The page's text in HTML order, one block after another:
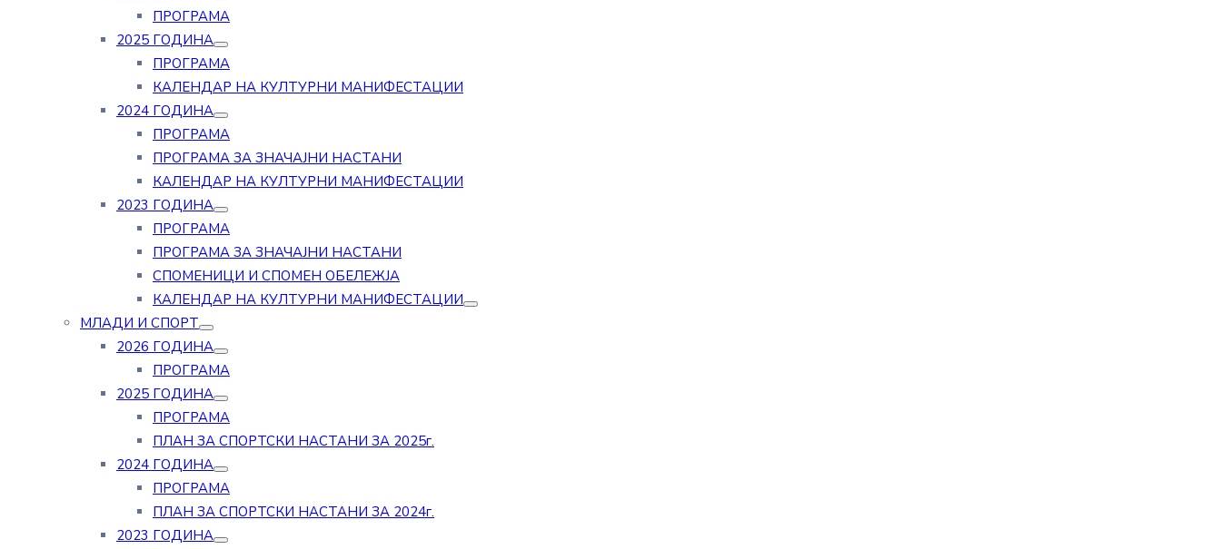
ПРОГРАМА
2025 ГОДИНА
ПРОГРАМА
КАЛЕНДАР НА КУЛТУРНИ МАНИФЕСТАЦИИ
2024 ГОДИНА
ПРОГРАМА
ПРОГРАМА ЗА ЗНАЧАЈНИ НАСТАНИ
КАЛЕНДАР НА КУЛТУРНИ МАНИФЕСТАЦИИ
2023 ГОДИНА
ПРОГРАМА
ПРОГРАМА ЗА ЗНАЧАЈНИ НАСТАНИ
СПОМЕНИЦИ И СПОМЕН ОБЕЛЕЖЈА
КАЛЕНДАР НА КУЛТУРНИ МАНИФЕСТАЦИИ
МЛАДИ И СПОРТ
2026 ГОДИНА
ПРОГРАМА
2025 ГОДИНА
ПРОГРАМА
ПЛАН ЗА СПОРТСКИ НАСТАНИ ЗА 2025г.
2024 ГОДИНА
ПРОГРАМА
ПЛАН ЗА СПОРТСКИ НАСТАНИ ЗА 2024г.
2023 ГОДИНА